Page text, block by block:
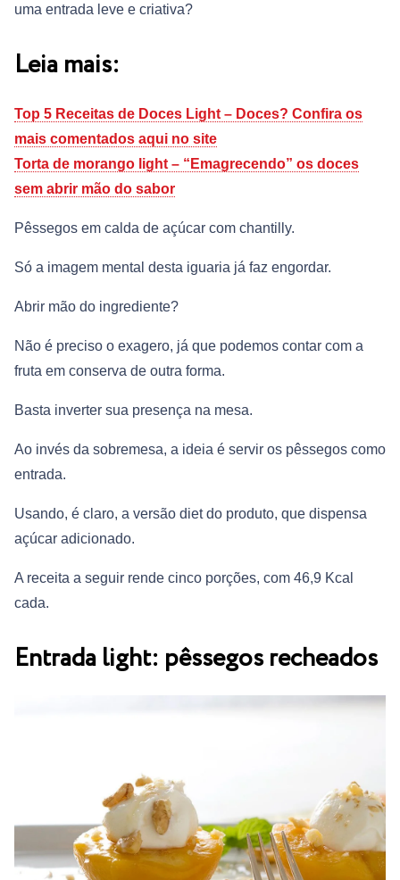
uma entrada leve e criativa?
Leia mais:
Top 5 Receitas de Doces Light – Doces? Confira os
mais comentados aqui no site
Torta de morango light – “Emagrecendo” os doces
sem abrir mão do sabor
Pêssegos em calda de açúcar com chantilly.
Só a imagem mental desta iguaria já faz engordar.
Abrir mão do ingrediente?
Não é preciso o exagero, já que podemos contar com a
fruta em conserva de outra forma.
Basta inverter sua presença na mesa.
Ao invés da sobremesa, a ideia é servir os pêssegos como
entrada.
Usando, é claro, a versão diet do produto, que dispensa
açúcar adicionado.
A receita a seguir rende cinco porções, com 46,9 Kcal
cada.
Entrada light: pêssegos recheados